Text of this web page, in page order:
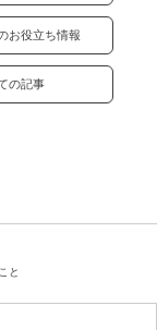
お役立ち情報
の記事
と